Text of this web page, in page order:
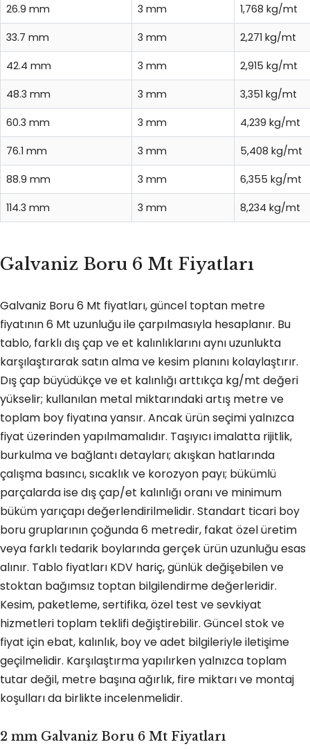
26.9 mm 3 mm 1,768 kg/mt
33.7 mm 3 mm 2,271 kg/mt
42.4 mm 3 mm 2,915 kg/mt
48.3 mm 3 mm 3,351 kg/mt
60.3 mm 3 mm 4,239 kg/mt
76.1 mm 3 mm 5,408 kg/mt
88.9 mm 3 mm 6,355 kg/mt
114.3 mm 3 mm 8,234 kg/mt
Galvaniz Boru 6 Mt Fiyatları
Galvaniz Boru 6 Mt fiyatları, güncel toptan metre
fiyatının 6 Mt uzunluğu ile çarpılmasıyla hesaplanır. Bu
tablo, farklı dış çap ve et kalınlıklarını aynı uzunlukta
karşılaştırarak satın alma ve kesim planını kolaylaştırır.
Dış çap büyüdükçe ve et kalınlığı arttıkça kg/mt değeri
yükselir; kullanılan metal miktarındaki artış metre ve
toplam boy fiyatına yansır. Ancak ürün seçimi yalnızca
fiyat üzerinden yapılmamalıdır. Taşıyıcı imalatta rijitlik,
burkulma ve bağlantı detayları; akışkan hatlarında
çalışma basıncı, sıcaklık ve korozyon payı; bükümlü
parçalarda ise dış çap/et kalınlığı oranı ve minimum
büküm yarıçapı değerlendirilmelidir. Standart ticari boy
boru gruplarının çoğunda 6 metredir, fakat özel üretim
veya farklı tedarik boylarında gerçek ürün uzunluğu esas
alınır. Tablo fiyatları KDV hariç, günlük değişebilen ve
stoktan bağımsız toptan bilgilendirme değerleridir.
Kesim, paketleme, sertifika, özel test ve sevkiyat
hizmetleri toplam teklifi değiştirebilir. Güncel stok ve
fiyat için ebat, kalınlık, boy ve adet bilgileriyle iletişime
geçilmelidir. Karşılaştırma yapılırken yalnızca toplam
tutar değil, metre başına ağırlık, fire miktarı ve montaj
koşulları da birlikte incelenmelidir.
2 mm Galvaniz Boru 6 Mt Fiyatları